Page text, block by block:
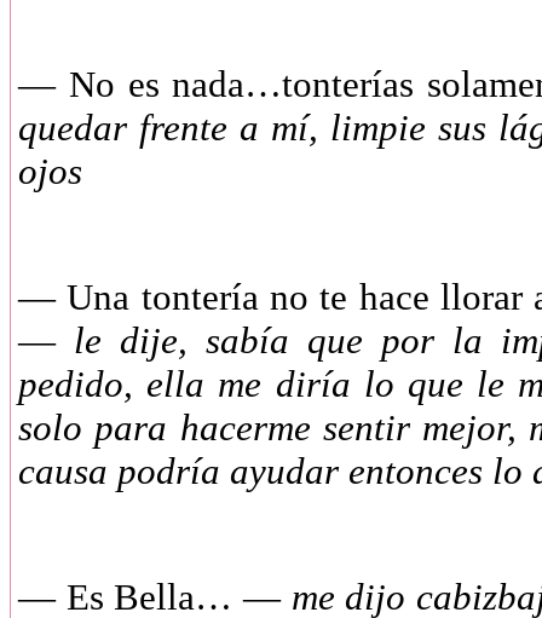
— No es nada…tonterías
quedar frente a mí, limpie sus
ojos
— Una tontería no te hace llorar
—le dije, sabía que por la
pedido, ella me diría lo que le
solo para hacerme sentir mejor,
causa podría ayudar entonces
— Es Bella… — me dijo